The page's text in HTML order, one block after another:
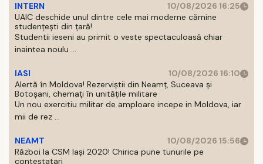
INTERN
10/08/2026 16:25
UAIC deschide unul dintre cele mai moderne cămine
studențești din țară!
Studentii ieseni au primit o veste spectaculoasă chiar
inaintea noulu ...
IASI
10/08/2026 16:10
Alertă în Moldova! Rezerviștii din Neamț, Suceava și
Botoșani, chemați în unitățile militare
Un nou exercitiu militar de amploare incepe in Moldova, iar
mii de rez ...
NEAMT
10/08/2026 15:56
Război la CSM Iași 2020! Chirica pune tunurile pe
contestatari